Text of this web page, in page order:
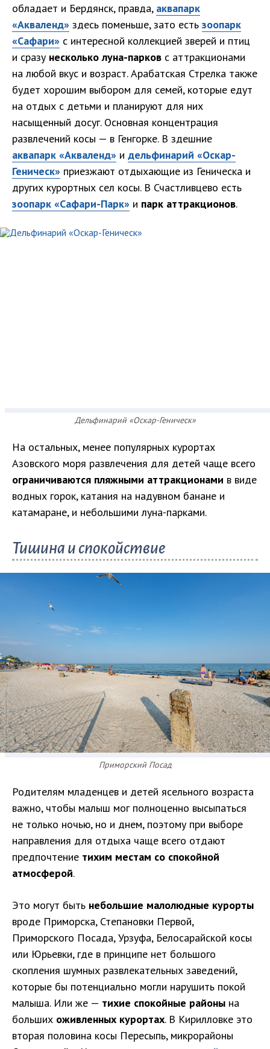
обладает и Бердянск, правда, аквапарк
«Акваленд» здесь поменьше, зато есть зоопарк
«Сафари» с интересной коллекцией зверей и птиц
и сразу несколько луна-парков с аттракционами
на любой вкус и возраст. Арабатская Стрелка также
будет хорошим выбором для семей, которые едут
на отдых с детьми и планируют для них
насыщенный досуг. Основная концентрация
развлечений косы — в Генгорке. В здешние
аквапарк «Акваленд» и дельфинарий «Оскар-
Геническ» приезжают отдыхающие из Геническа и
других курортных сел косы. В Счастливцево есть
зоопарк «Сафари-Парк» и парк аттракционов.
Дельфинарий «Оскар-Геническ»
На остальных, менее популярных курортах
Азовского моря развлечения для детей чаще всего
ограничиваются пляжными аттракционами в виде
водных горок, катания на надувном банане и
катамаране, и небольшими луна-парками.
Тишина и спокойствие
Приморский Посад
Родителям младенцев и детей ясельного возраста
важно, чтобы малыш мог полноценно высыпаться
не только ночью, но и днем, поэтому при выборе
направления для отдыха чаще всего отдают
предпочтение тихим местам со спокойной
атмосферой.
Это могут быть небольшие малолюдные курорты
вроде Приморска, Степановки Первой,
Приморского Посада, Урзуфа, Белосарайской косы
или Юрьевки, где в принципе нет большого
скопления шумных развлекательных заведений,
которые бы потенциально могли нарушить покой
малыша. Или же — тихие спокойные районы на
больших оживленных курортах. В Кирилловке это
вторая половина косы Пересыпь, микрорайоны